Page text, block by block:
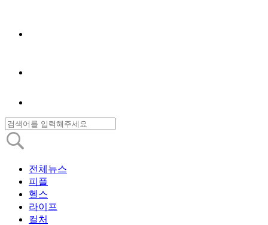
전체뉴스
피플
헬스
라이프
컬처